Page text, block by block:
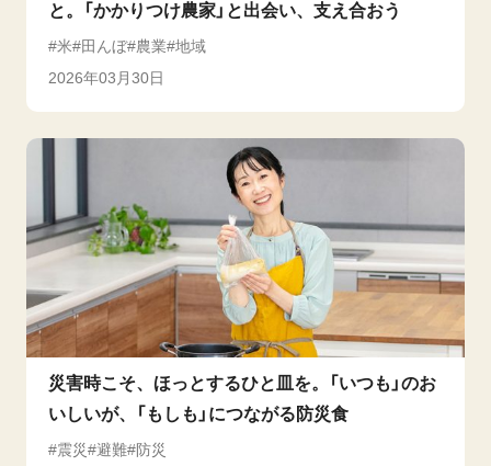
と。「かかりつけ農家」と出会い、支え合おう
米 田んぼ 農業 地域
2026年03月30日
災害時こそ、ほっとするひと皿を。「いつも」のお
いしいが、「もしも」につながる防災食
震災 避難
防災